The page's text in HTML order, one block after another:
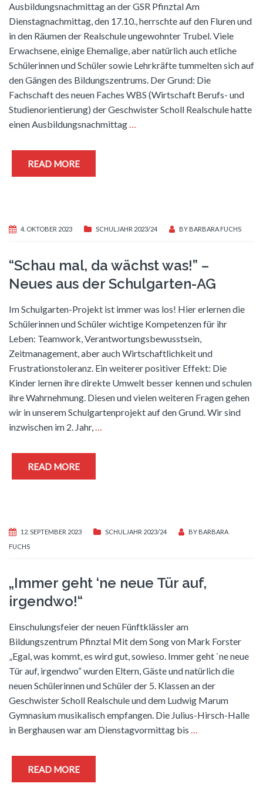
Ausbildungsnachmittag an der GSR Pfinztal Am
Dienstagnachmittag, den 17.10., herrschte auf den Fluren und
in den Räumen der Realschule ungewohnter Trubel. Viele
Erwachsene, einige Ehemalige, aber natürlich auch etliche
Schülerinnen und Schüler sowie Lehrkräfte tummelten sich auf
den Gängen des Bildungszentrums. Der Grund: Die
Fachschaft des neuen Faches WBS (Wirtschaft Berufs- und
Studienorientierung) der Geschwister Scholl Realschule hatte
einen Ausbildungsnachmittag…
READ MORE
4. OKTOBER 2023 SCHULJAHR 2023/24 BY BARBARA FUCHS
“Schau mal, da wächst was!” –
Neues aus der Schulgarten-AG
Im Schulgarten-Projekt ist immer was los! Hier erlernen die
Schülerinnen und Schüler wichtige Kompetenzen für ihr
Leben: Teamwork, Verantwortungsbewusstsein,
Zeitmanagement, aber auch Wirtschaftlichkeit und
Frustrationstoleranz. Ein weiterer positiver Effekt: Die
Kinder lernen ihre direkte Umwelt besser kennen und schulen
ihre Wahrnehmung. Diesen und vielen weiteren Fragen gehen
wir in unserem Schulgartenprojekt auf den Grund. Wir sind
inzwischen im 2. Jahr,…
READ MORE
12. SEPTEMBER 2023 SCHULJAHR 2023/24 BY BARBARA
FUCHS
„Immer geht ‘ne neue Tür auf,
irgendwo!“
Einschulungsfeier der neuen Fünftklässler am
Bildungszentrum Pfinztal Mit dem Song von Mark Forster
„Egal, was kommt, es wird gut, sowieso. Immer geht `ne neue
Tür auf, irgendwo“ wurden Eltern, Gäste und natürlich die
neuen Schülerinnen und Schüler der 5. Klassen an der
Geschwister Scholl Realschule und dem Ludwig Marum
Gymnasium musikalisch empfangen. Die Julius-Hirsch-Halle
in Berghausen war am Dienstagvormittag bis …
READ MORE